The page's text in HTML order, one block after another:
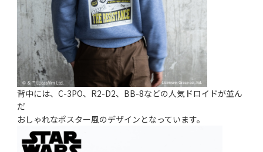
背中には、C-3PO、R2-D2、BB-8などの人気ドロイドが並ん
だ
おしゃれなポスター風のデザインとなっています。